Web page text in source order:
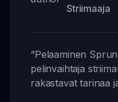
Striimaaja
“Pelaaminen
pelinvaihtaja
rakastavat tarinaa